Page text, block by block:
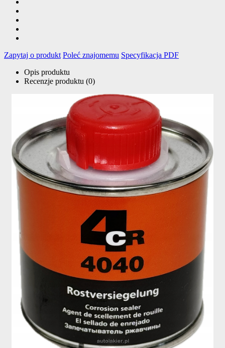
Zapytaj o produkt Poleć znajomemu Specyfikacja PDF
Opis produktu
Recenzje produktu (0)